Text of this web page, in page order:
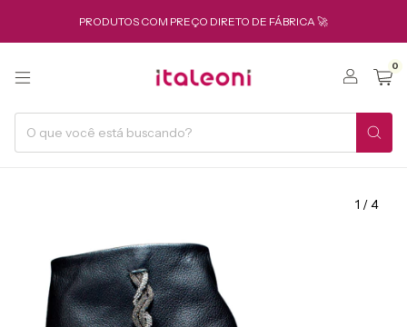
PRODUTOS COM PREÇO DIRETO DE FÁBRICA 🚀
0
1 /4